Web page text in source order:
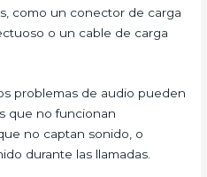
como un conector de carga
o un cable de carga
problemas de audio pueden
que no funcionan
no captan sonido, o
durante las llamadas.